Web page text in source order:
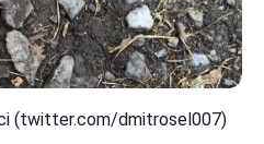
(twitter.com/dmitrosel007)